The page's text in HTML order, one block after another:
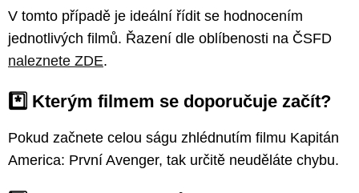
V tomto případě je ideální řídit se hodnocením
jednotlivých filmů. Řazení dle oblíbenosti na ČSFD
naleznete ZDE.
*️⃣ Kterým filmem se doporučuje začít?
Pokud začnete celou ságu zhlédnutím filmu Kapitán
America: První Avenger, tak určitě neuděláte chybu.